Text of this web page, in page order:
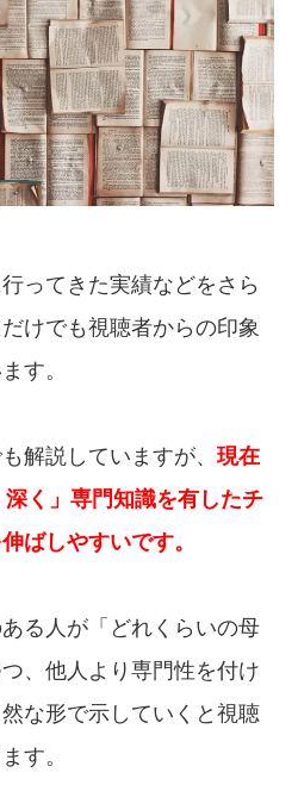
ってきた実績などをさら
けでも視聴者からの印象
す。
解説していますが、 現在
く」専門知識を有したチ
ばしやすいです。
る人が「どれくらいの母
、他人より専門性を付け
な形で示していくと視聴
す。